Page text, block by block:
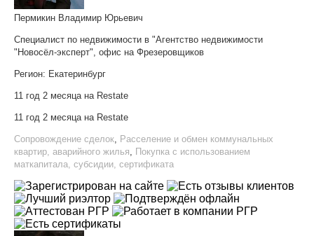
Пермикин Владимир Юрьевич
Специалист по недвижимости в "Агентство недвижимости
"Новосёл-эксперт", офис на Фрезеровщиков
Регион: Екатеринбург
11 год 2 месяца на Restate
11 год 2 месяца на Restate
Сопровождение сделок, Расселение и обмен коммунальных
квартир, аварийного жилья, Покупка с использованием
маткапитала, субсидии, сертификата